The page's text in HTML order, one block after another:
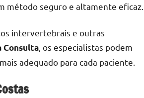
método seguro e altamente eficaz.
intervertebrais e outras
Consulta , os especialistas podem
adequado para cada paciente.